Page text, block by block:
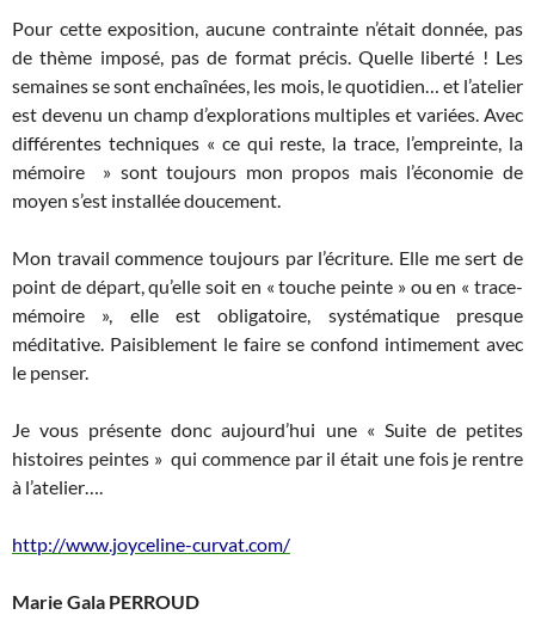
Pour cette exposition, aucune contrainte n’était donnée, pas
de thème imposé, pas de format précis. Quelle liberté ! Les
semaines se sont enchaînées, les mois, le quotidien… et l’atelier
est devenu un champ d’explorations multiples et variées. Avec
différentes techniques « ce qui reste, la trace, l’empreinte, la
mémoire » sont toujours mon propos mais l’économie de
moyen s’est installée doucement.
Mon travail commence toujours par l’écriture. Elle me sert de
point de départ, qu’elle soit en « touche peinte » ou en « trace-
mémoire », elle est obligatoire, systématique presque
méditative. Paisiblement le faire se confond intimement avec
le penser.
Je vous présente donc aujourd’hui une « Suite de petites
histoires peintes » qui commence par il était une fois je rentre
à l’atelier….
http://www.joyceline-curvat.com/
Marie Gala PERROUD